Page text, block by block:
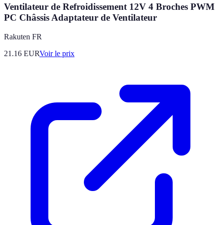
Ventilateur de Refroidissement 12V 4 Broches PWM
PC Châssis Adaptateur de Ventilateur
Rakuten FR
21.16 EURVoir le prix